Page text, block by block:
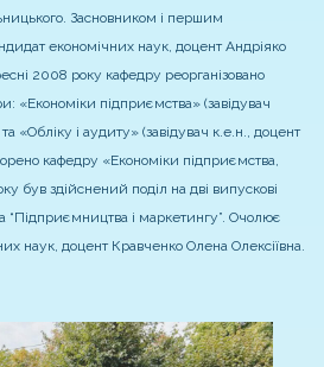
Засновником і першим
економічних наук, доцент Андріяко
2008 року кафедру реорганізовано
«Економіки підприємства» (завідувач
«Обліку і аудиту» (завідувач к.е.н., доцент
кафедру «Економіки підприємства,
був здійснений поділ на дві випускові
“Підприємництва і маркетингу”. Очолює
наук, доцент Кравченко Олена Олексіївна.